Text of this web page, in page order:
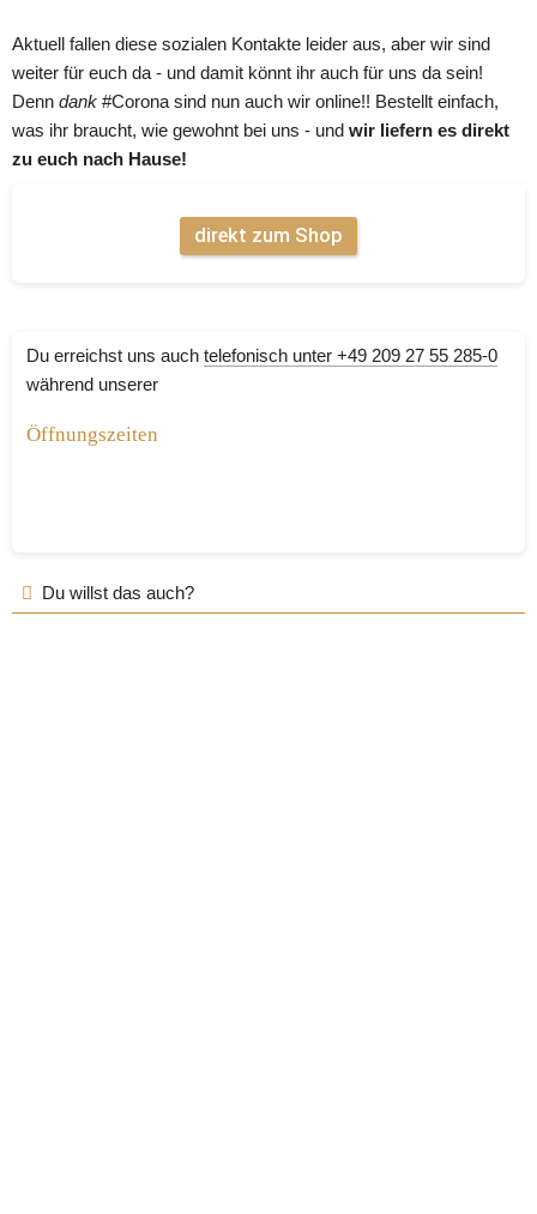
Aktuell fallen diese sozialen Kontakte leider aus, aber wir sind
weiter für euch da - und damit könnt ihr auch für uns da sein!
Denn dank #Corona sind nun auch wir online!! Bestellt einfach,
was ihr braucht, wie gewohnt bei uns - und wir liefern es direkt
zu euch nach Hause!
direkt zum Shop
Du erreichst uns auch telefonisch unter +49 209 27 55 285-0
während unserer
Öffnungszeiten
Du willst das auch?